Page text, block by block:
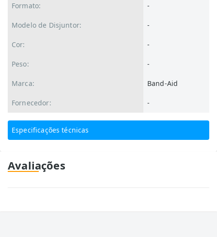
Formato: -
Modelo de Disjuntor: -
Cor: -
Peso: -
Marca: Band-Aid
Fornecedor: -
Especificações técnicas
Avaliações